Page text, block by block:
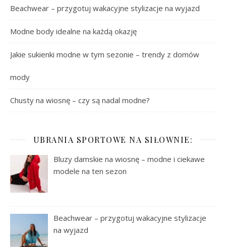
Beachwear – przygotuj wakacyjne stylizacje na wyjazd
Modne body idealne na każdą okazję
Jakie sukienki modne w tym sezonie – trendy z domów
mody
Chusty na wiosnę – czy są nadal modne?
UBRANIA SPORTOWE NA SIŁOWNIE:
Bluzy damskie na wiosnę – modne i ciekawe
modele na ten sezon
Beachwear – przygotuj wakacyjne stylizacje
na wyjazd